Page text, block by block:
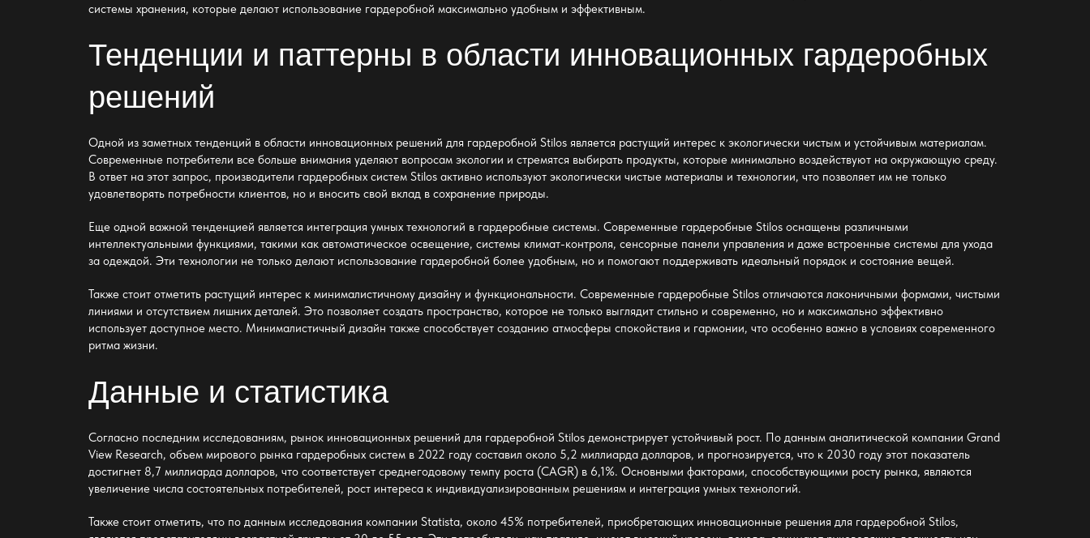
системы хранения, которые делают использование гардеробной максимально удобным и эффективным.
Тенденции и паттерны в области инновационных гардеробных
решений
Одной из заметных тенденций в области инновационных решений для гардеробной Stilos является растущий интерес к экологически чистым и устойчивым материалам.
Современные потребители все больше внимания уделяют вопросам экологии и стремятся выбирать продукты, которые минимально воздействуют на окружающую среду.
В ответ на этот запрос, производители гардеробных систем Stilos активно используют экологически чистые материалы и технологии, что позволяет им не только
удовлетворять потребности клиентов, но и вносить свой вклад в сохранение природы.
Еще одной важной тенденцией является интеграция умных технологий в гардеробные системы. Современные гардеробные Stilos оснащены различными
интеллектуальными функциями, такими как автоматическое освещение, системы климат-контроля, сенсорные панели управления и даже встроенные системы для ухода
за одеждой. Эти технологии не только делают использование гардеробной более удобным, но и помогают поддерживать идеальный порядок и состояние вещей.
Также стоит отметить растущий интерес к минималистичному дизайну и функциональности. Современные гардеробные Stilos отличаются лаконичными формами, чистыми
линиями и отсутствием лишних деталей. Это позволяет создать пространство, которое не только выглядит стильно и современно, но и максимально эффективно
использует доступное место. Минималистичный дизайн также способствует созданию атмосферы спокойствия и гармонии, что особенно важно в условиях современного
ритма жизни.
Данные и статистика
Согласно последним исследованиям, рынок инновационных решений для гардеробной Stilos демонстрирует устойчивый рост. По данным аналитической компании Grand
View Research, объем мирового рынка гардеробных систем в 2022 году составил около 5,2 миллиарда долларов, и прогнозируется, что к 2030 году этот показатель
достигнет 8,7 миллиарда долларов, что соответствует среднегодовому темпу роста (CAGR) в 6,1%. Основными факторами, способствующими росту рынка, являются
увеличение числа состоятельных потребителей, рост интереса к индивидуализированным решениям и интеграция умных технологий.
Также стоит отметить, что по данным исследования компании Statista, около 45% потребителей, приобретающих инновационные решения для гардеробной Stilos,